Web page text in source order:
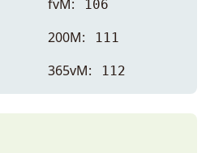
fvM: 106
200M: 111
365vM: 112